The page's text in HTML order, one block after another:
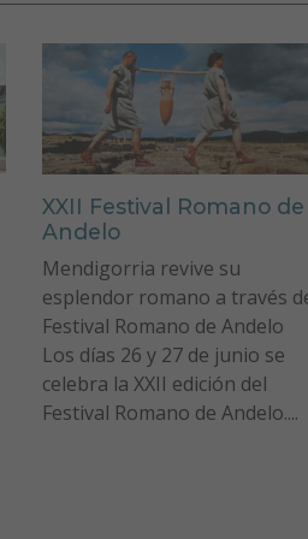
XXII Festival Romano de
Andelo
Mendigorria revive su
esplendor romano a través
Festival Romano de Andelo
Los días 26 y 27 de junio se
celebra la XXII edición del
Festival Romano de Andelo....